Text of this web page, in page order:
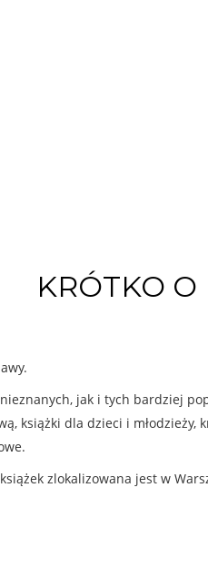
KRÓTKO O
jak i tych bardziej
książki dla dzieci i
zlokalizowana jest w